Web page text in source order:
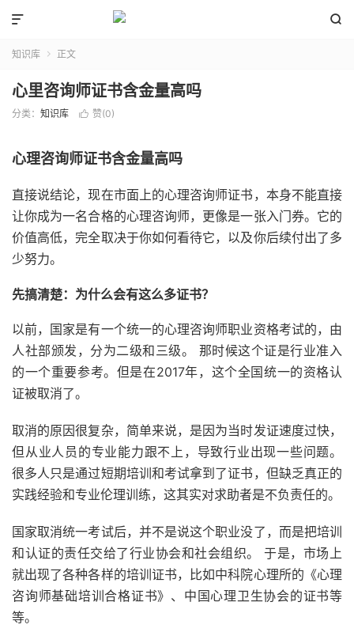


知识库  正文
心里咨询师证书含金量高吗
分类： 知识库  赞(0)
心理咨询师证书含金量高吗
直接说结论，现在市面上的心理咨询师证书，本身不能直接
让你成为一名合格的心理咨询师，更像是一张入门券。它的
价值高低，完全取决于你如何看待它，以及你后续付出了多
少努力。
先搞清楚：为什么会有这么多证书？
以前，国家是有一个统一的心理咨询师职业资格考试的，由
人社部颁发，分为二级和三级。 那时候这个证是行业准入
的一个重要参考。但是在2017年，这个全国统一的资格认
证被取消了。
取消的原因很复杂，简单来说，是因为当时发证速度过快，
但从业人员的专业能力跟不上，导致行业出现一些问题。
很多人只是通过短期培训和考试拿到了证书，但缺乏真正的
实践经验和专业伦理训练，这其实对求助者是不负责任的。
国家取消统一考试后，并不是说这个职业没了，而是把培训
和认证的责任交给了行业协会和社会组织。 于是，市场上
就出现了各种各样的培训证书，比如中科院心理所的《心理
咨询师基础培训合格证书》、中国心理卫生协会的证书等
等。